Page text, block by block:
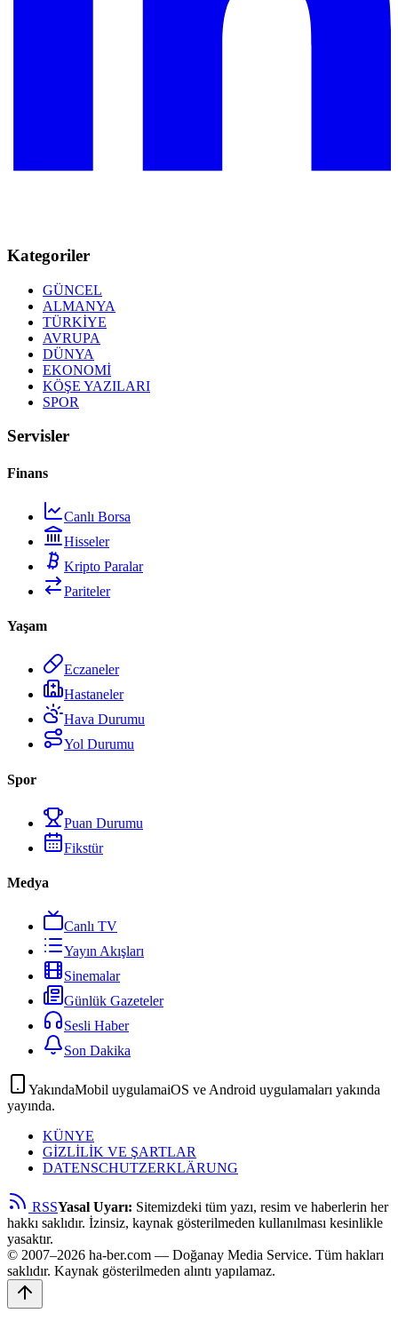
Kategoriler
GÜNCEL
ALMANYA
TÜRKİYE
AVRUPA
DÜNYA
EKONOMİ
KÖŞE YAZILARI
SPOR
Servisler
Finans
Canlı Borsa
Hisseler
Kripto Paralar
Pariteler
Yaşam
Eczaneler
Hastaneler
Hava Durumu
Yol Durumu
Spor
Puan Durumu
Fikstür
Medya
Canlı TV
Yayın Akışları
Sinemalar
Günlük Gazeteler
Sesli Haber
Son Dakika
YakındaMobil uygulamaiOS ve Android uygulamaları yakında
yayında.
KÜNYE
GİZLİLİK VE ŞARTLAR
DATENSCHUTZERKLÄRUNG
RSSYasal Uyarı: Sitemizdeki tüm yazı, resim ve haberlerin her
hakkı saklıdır. İzinsiz, kaynak gösterilmeden kullanılması kesinlikle
yasaktır.
© 2007–2026 ha-ber.com — Doğanay Media Service. Tüm hakları
saklıdır. Kaynak gösterilmeden alıntı yapılamaz.